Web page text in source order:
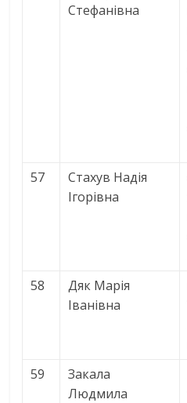
Стефанівна
57
Стахув Надія
Ігорівна
58
Дяк Марія
Іванівна
59
Закала
Людмила